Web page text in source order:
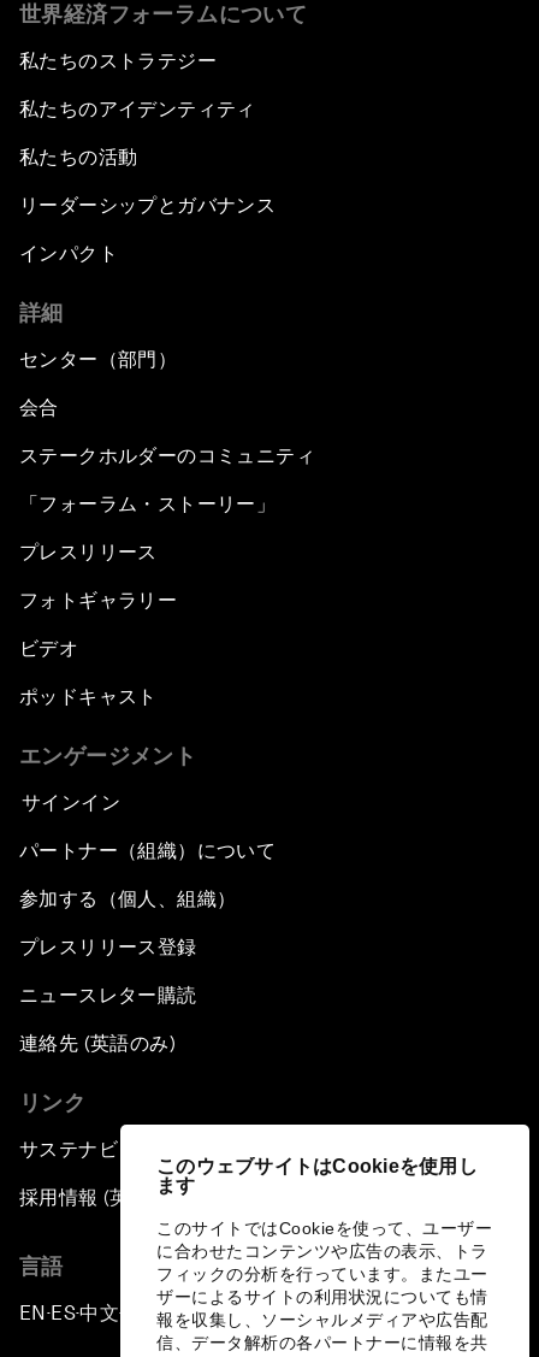
このウェブサイトはCookieを使用し
ます
このサイトではCookieを使って、ユーザー
に合わせたコンテンツや広告の表示、トラ
フィックの分析を行っています。またユー
ザーによるサイトの利用状況についても情
報を収集し、ソーシャルメディアや広告配
信、データ解析の各パートナーに情報を共
世界経済フォーラムについて
私たちのストラテジー
私たちのアイデンティティ
私たちの活動
リーダーシップとガバナンス
インパクト
詳細
センター（部門）
会合
ステークホルダーのコミュニティ
「フォーラム・ストーリー」
プレスリリース
フォトギャラリー
ビデオ
ポッドキャスト
エンゲージメント
サインイン
パートナー（組織）について
参加する（個人、組織）
プレスリリース登録
ニュースレター購読
連絡先 (英語のみ)
リンク
サステナビリティへの取り組み
採用情報 (英語のみ)
言語
EN ▪ ES▪中文▪ 日本語